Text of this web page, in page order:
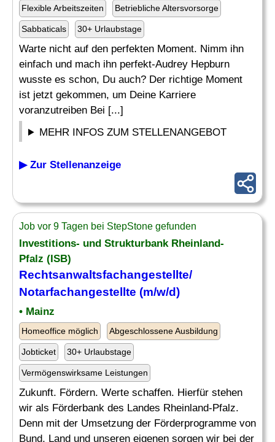
Flexible Arbeitszeiten Betriebliche Altersvorsorge
Sabbaticals 30+ Urlaubstage
Warte nicht auf den perfekten Moment. Nimm ihn
einfach und mach ihn perfekt-Audrey Hepburn
wusste es schon, Du auch? Der richtige Moment
ist jetzt gekommen, um Deine Karriere
voranzutreiben Bei [...]
MEHR INFOS ZUM STELLENANGEBOT
▶ Zur Stellenanzeige
Job vor 9 Tagen bei StepStone gefunden
Investitions- und Strukturbank Rheinland-
Pfalz (ISB)
Rechtsanwaltsfachangestellte/
Notarfachangestellte (m/w/d)
• Mainz
Homeoffice möglich Abgeschlossene Ausbildung
Jobticket 30+ Urlaubstage
Vermögenswirksame Leistungen
Zukunft. Fördern. Werte schaffen. Hierfür stehen
wir als Förderbank des Landes Rheinland-Pfalz.
Denn mit der Umsetzung der Förderprogramme von
Bund, Land und unseren eigenen sorgen wir bei der